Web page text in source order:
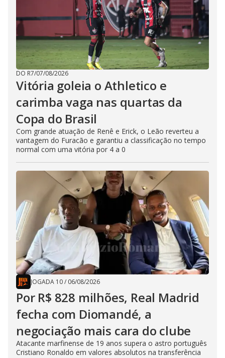
DO R7/07/08/2026
Vitória goleia o Athletico e
carimba vaga nas quartas da
Copa do Brasil
Com grande atuação de Renê e Erick, o Leão reverteu a
vantagem do Furacão e garantiu a classificação no tempo
normal com uma vitória por 4 a 0
JOGADA 10/ 06/08/2026
Por R$ 828 milhões, Real Madrid
fecha com Diomandé, a
negociação mais cara do clube
Atacante marfinense de 19 anos supera o astro português
Cristiano Ronaldo em valores absolutos na transferência